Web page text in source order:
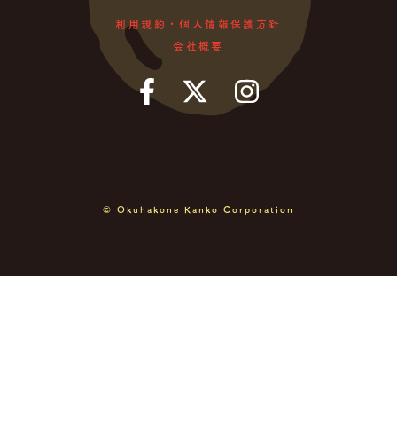
利用規約・個人情報保護方針
会社概要
© Okuhakone Kanko Corporation